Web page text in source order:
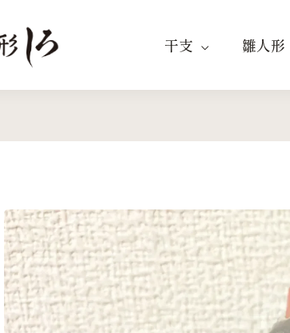
干支 雛人形